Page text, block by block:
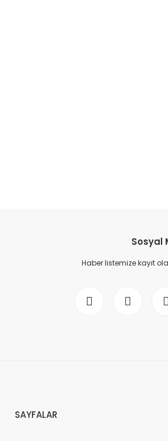
Sosyal
Haber listemize kayıt
SAYFALAR